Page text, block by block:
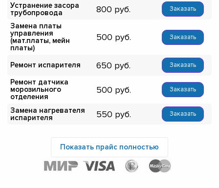
Устранение засора
трубопровода
800 Заказать
Замена платы
управления
(мат.платы, мейн
платы)
500 Заказать
Ремонт испарителя 650 Заказать
Ремонт датчика
морозильного
отделения
500 Заказать
Замена нагревателя
испарителя
550 Заказать
Показать прайс полностью